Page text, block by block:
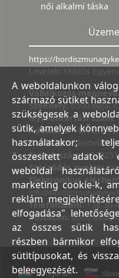
női alkalmi táska
https://
Leveleki Miklós
Vállalkozás
Székhely:6500 Baja,
Nyilvántartási szám:
Adószám:44018371-
Bank:Kereskedelmi
Számlaszám:
Szerződés nyelve:
Elektronikus
Telefonszám: +36 30
Postacím:6500 Baja,
hungarian
A weboldalunkon
származó sütiket
szükségesek a
sütik, amelyek
használatakor;
összesített adatok
weboldal
marketing cookie-k,
reklám
elfogadása"
az összes sütik
részben bármikor
sütitípusokat, és
beleegyezését.